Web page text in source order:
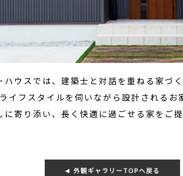
ハウスでは、建築士と対話を重ねる家づく
イフスタイルを伺いながら設計されるお
に寄り添い、長く快適に過ごせる家をご提
外観ギャラリーTOPへ戻る